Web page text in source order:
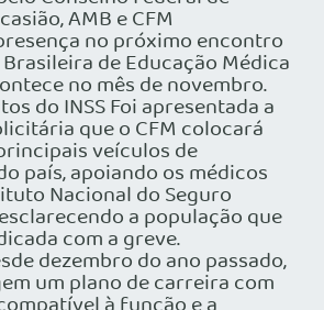
AMB e CFM
no próximo encontro
de Educação Médica
no mês de novembro.
do INSS Foi apresentada a
que o CFM colocará
veículos de
país, apoiando os médicos
Nacional do Seguro
a população que
com a greve.
dezembro do ano passado,
um plano de carreira com